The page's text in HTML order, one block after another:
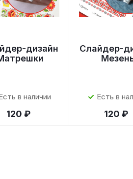
дизайн
в наличии
120 ₽
Слайдер-
Есть в
120 ₽